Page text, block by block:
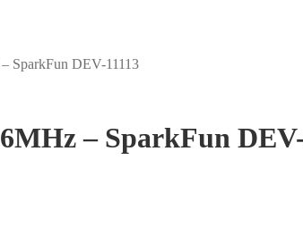
SparkFun DEV-11113
– SparkFun DEV-